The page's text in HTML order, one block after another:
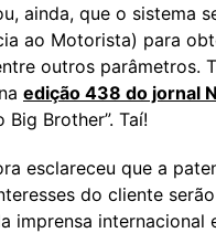
ainda, que o sistema
ao Motorista) para
outros parâmetros.
edição 438 do jornal
Brother”. Taí!
esclareceu que a
do cliente
imprensa